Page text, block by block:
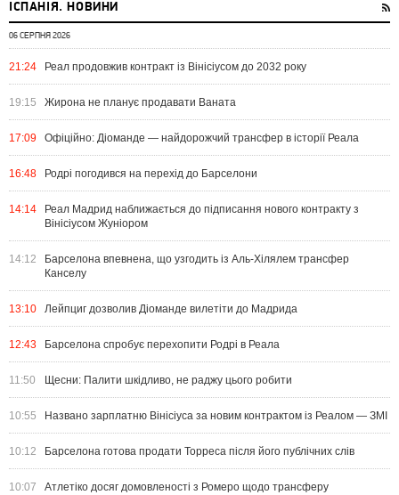
ІСПАНІЯ. НОВИНИ
06 СЕРПНЯ 2026
21:24 Реал продовжив контракт із Вінісіусом до 2032 року
19:15 Жирона не планує продавати Ваната
17:09 Офіційно: Діоманде — найдорожчий трансфер в історії Реала
16:48 Родрі погодився на перехід до Барселони
14:14
Реал Мадрид наближається до підписання нового контракту з
Вінісіусом Жуніором
14:12
Барселона впевнена, що узгодить із Аль-Хілялем трансфер
Канселу
13:10 Лейпциг дозволив Діоманде вилетіти до Мадрида
12:43 Барселона спробує перехопити Родрі в Реала
11:50 Щесни: Палити шкідливо, не раджу цього робити
10:55 Названо зарплатню Вінісіуса за новим контрактом із Реалом — ЗМІ
10:12 Барселона готова продати Торреса після його публічних слів
10:07 Атлетіко досяг домовленості з Ромеро щодо трансферу